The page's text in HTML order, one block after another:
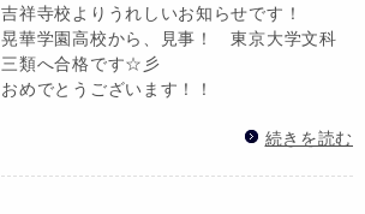
吉祥寺校よりうれしいお知らせです！
晃華学園高校から、見事！ 東京大学文科
三類へ合格です☆彡
おめでとうございます！！
続きを読む